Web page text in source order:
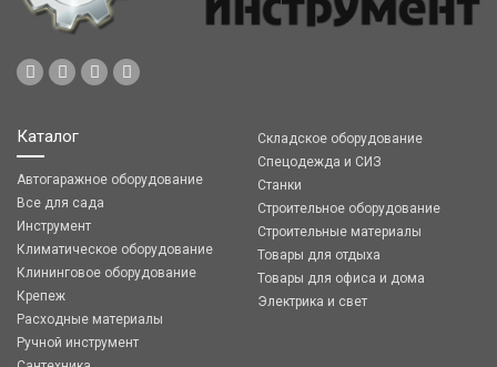
Каталог
Автогаражное оборудование
Все для сада
Инструмент
Климатическое оборудование
Клининговое оборудование
Крепеж
Расходные материалы
Ручной инструмент
Складское оборудование
Спецодежда и СИЗ
Станки
Строительное оборудование
Строительные материалы
Товары для отдыха
Товары для офиса и дома
Электрика и свет